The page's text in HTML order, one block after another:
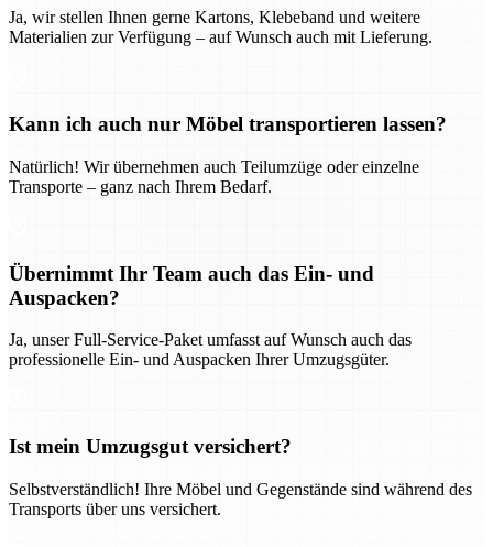
Ja, wir stellen Ihnen gerne Kartons, Klebeband und weitere
Materialien zur Verfügung – auf Wunsch auch mit Lieferung.
Kann ich auch nur Möbel transportieren lassen?
Natürlich! Wir übernehmen auch Teilumzüge oder einzelne
Transporte – ganz nach Ihrem Bedarf.
Übernimmt Ihr Team auch das Ein- und
Auspacken?
Ja, unser Full-Service-Paket umfasst auf Wunsch auch das
professionelle Ein- und Auspacken Ihrer Umzugsgüter.
Ist mein Umzugsgut versichert?
Selbstverständlich! Ihre Möbel und Gegenstände sind während des
Transports über uns versichert.